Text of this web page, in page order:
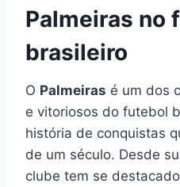
Palmeiras no
brasileiro
O Palmeiras é um dos
e vitoriosos do futebol
história de conquistas
de um século. Desde
clube tem se